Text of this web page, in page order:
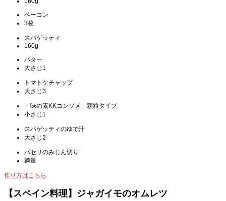
ベーコン
3枚
スパゲッティ
160g
バター
大さじ1
トマトケチャップ
大さじ3
「味の素KKコンソメ」顆粒タイプ
小さじ1
スパゲッティのゆで汁
大さじ2
パセリのみじん切り
適量
作り方はこちら
【スペイン料理】ジャガイモのオムレツ